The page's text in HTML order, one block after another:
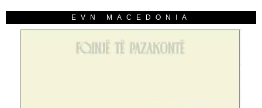
EVN MACEDONIA